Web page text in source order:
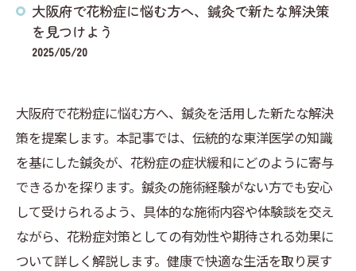
大阪府で花粉症に悩む方へ、鍼灸で新たな解決策
を見つけよう
2025/05/20
大阪府で花粉症に悩む方へ、鍼灸を活用した新たな解決
策を提案します。本記事では、伝統的な東洋医学の知識
を基にした鍼灸が、花粉症の症状緩和にどのように寄与
できるかを探ります。鍼灸の施術経験がない方でも安心
して受けられるよう、具体的な施術内容や体験談を交え
ながら、花粉症対策としての有効性や期待される効果に
ついて詳しく解説します。健康で快適な生活を取り戻す